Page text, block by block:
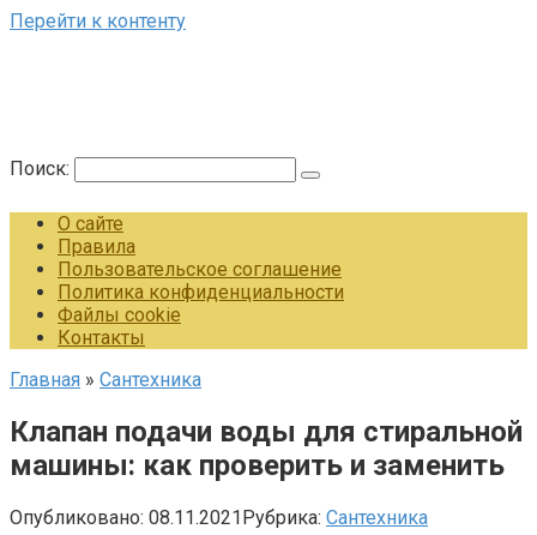
Перейти к контенту
Поиск:
О сайте
Правила
Пользовательское соглашение
Политика конфиденциальности
Файлы cookie
Контакты
Главная » Сантехника
Клапан подачи воды для стиральной
машины: как проверить и заменить
Опубликовано: 08.11.2021Рубрика: Сантехника